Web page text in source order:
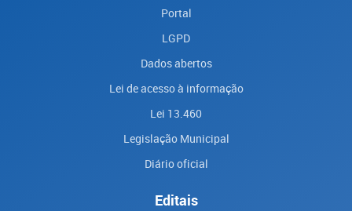
Portal
LGPD
Dados abertos
Lei de acesso à informação
Lei 13.460
Legislação Municipal
Diário oficial
Editais